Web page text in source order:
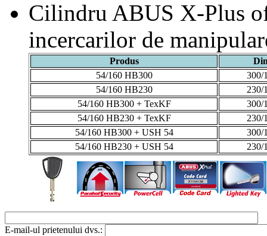
Cilindru ABUS X-Plus
incercarilor de
Produs
54/160 HB300
300/
54/160 HB230
230/
54/160 HB300 + TexKF
300/
54/160 HB230 + TexKF
230/
54/160 HB300 + USH 54
300/
54/160 HB230 + USH 54
230/
E-mail-ul prietenului dvs.: